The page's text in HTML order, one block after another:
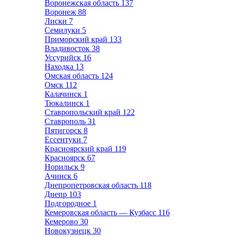
Воронежская область 137
Воронеж 88
Лиски 7
Семилуки 5
Приморский край 133
Владивосток 38
Уссурийск 16
Находка 13
Омская область 124
Омск 112
Калачинск 1
Тюкалинск 1
Ставропольский край 122
Ставрополь 31
Пятигорск 8
Ессентуки 7
Красноярский край 119
Красноярск 67
Норильск 9
Ачинск 6
Днепропетровская область 118
Днепр 103
Подгородное 1
Кемеровская область — Кузбасс 116
Кемерово 30
Новокузнецк 30